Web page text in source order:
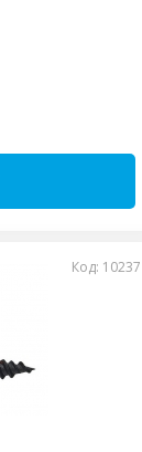
Код: 10237